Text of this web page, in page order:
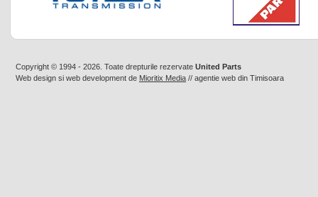
Copyright © 1994 - 2026. Toate drepturile rezervate United Parts
Web design si web development de Mioritix Media // agentie web din Timisoara